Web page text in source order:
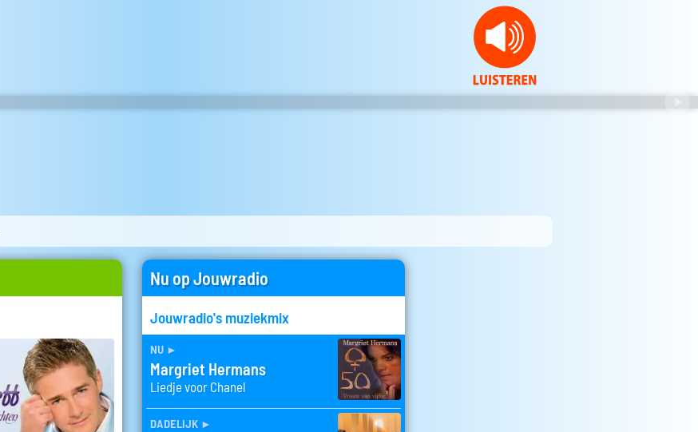
Nu op Jouwradio
Jouwradio's muziekmix
nu ►
Margriet Hermans
Liedje voor Chanel
dadelijk ►